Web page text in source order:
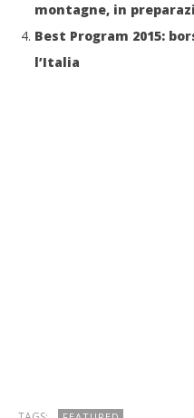
montagne, in
Best Program 2015:
l’Italia